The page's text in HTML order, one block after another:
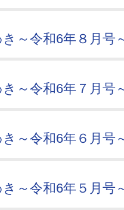
～令和6年８月号
～令和6年７月号
～令和6年６月号
～令和6年５月号